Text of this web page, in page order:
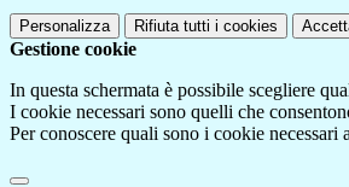
Personalizza Rifiuta tutti i cookies
Gestione cookie
In questa schermata è possibile scegliere
I cookie necessari sono quelli che
Per conoscere quali sono i cookie